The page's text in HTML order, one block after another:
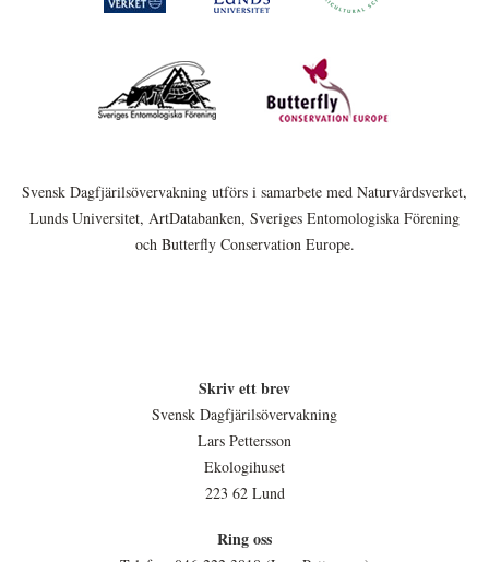
Svensk Dagfjärilsövervakning utförs i samarbete med Naturvårdsverket,
Lunds Universitet, ArtDatabanken, Sveriges Entomologiska Förening
och Butterfly Conservation Europe.
Skriv ett brev
Svensk Dagfjärilsövervakning
Lars Pettersson
Ekologihuset
223 62 Lund
Ring oss